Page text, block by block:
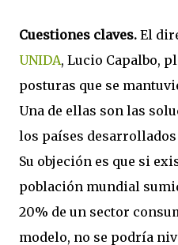
Cuestiones claves. El
UNIDA, Lucio Capalbo,
posturas que se
Una de ellas son las
los países desarrollados
Su objeción es que si
población mundial
20% de un sector
modelo, no se podría